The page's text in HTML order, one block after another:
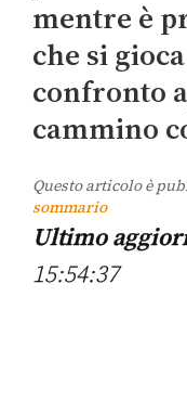
mentre è
che si
confronto
cammino
Questo articolo è
sommario
Ultimo
15:54:37